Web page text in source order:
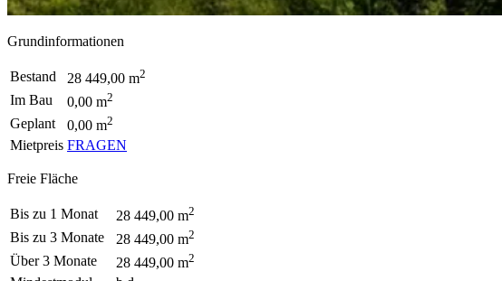
Grundinformationen
Bestand 28 449,00 m2
Im Bau 0,00 m2
Geplant 0,00 m2
Mietpreis FRAGEN
Freie Fläche
Bis zu 1 Monat 28 449,00 m2
Bis zu 3 Monate 28 449,00 m2
Über 3 Monate 28 449,00 m2